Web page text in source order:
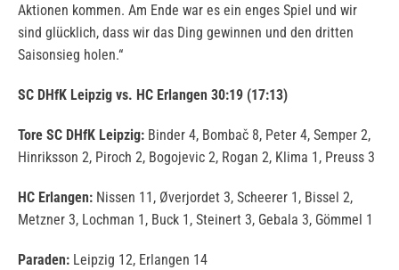
Aktionen kommen. Am Ende war es ein enges Spiel und wir
sind glücklich, dass wir das Ding gewinnen und den dritten
Saisonsieg holen.“
SC DHfK Leipzig vs. HC Erlangen 30:19 (17:13)
Tore SC DHfK Leipzig: Binder 4, Bombač 8, Peter 4, Semper 2,
Hinriksson 2, Piroch 2, Bogojevic 2, Rogan 2, Klima 1, Preuss 3
HC Erlangen: Nissen 11, Øverjordet 3, Scheerer 1, Bissel 2,
Metzner 3, Lochman 1, Buck 1, Steinert 3, Gebala 3, Gömmel 1
Paraden: Leipzig 12, Erlangen 14